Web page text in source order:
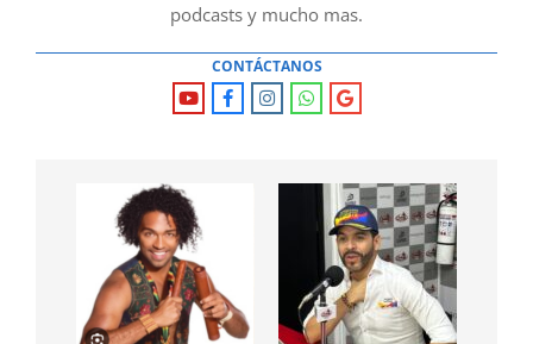
podcasts y mucho mas.
CONTÁCTANOS